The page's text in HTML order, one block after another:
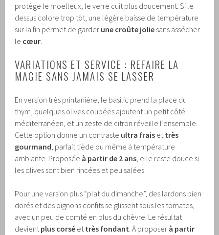
protège le moelleux, le verre cuit plus doucement. Si le
dessus colore trop tôt, une légère baisse de température
sur la fin permet de garder une croûte jolie sans assécher
le cœur
VARIATIONS ET SERVICE : REFAIRE LA
MAGIE SANS JAMAIS SE LASSER
En version très printanière, le basilic prend la place du
thym, quelques olives coupées ajoutent un petit côté
méditerranéen, et un zeste de citron réveille l’ensemble.
Cette option donne un contraste ultra frais et très
gourmand , parfait tiède ou même à température
ambiante. Proposée à partir de 2 ans , elle reste douce si
les olives sont bien rincées et peu salées.
Pour une version plus “plat du dimanche”, des lardons bien
dorés et des oignons confits se glissent sous les tomates,
avec un peu de comté en plus du chèvre. Le résultat
devient plus corsé et très fondant . À proposer à partir